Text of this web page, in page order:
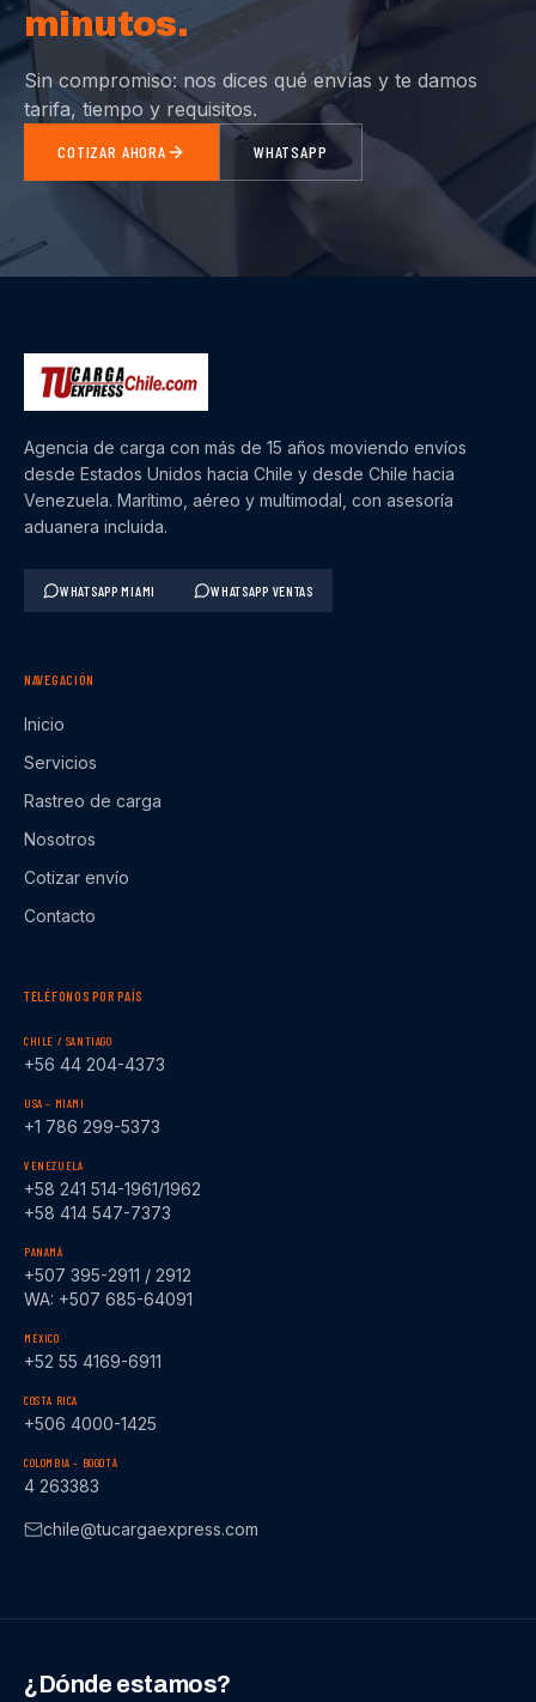
minutos.
Sin compromiso: nos dices qué envías y te damos
tarifa, tiempo y requisitos.
COTIZAR AHORA WHATSAPP
Agencia de carga con más de 15 años moviendo envíos
desde Estados Unidos hacia Chile y desde Chile hacia
Venezuela. Marítimo, aéreo y multimodal, con asesoría
aduanera incluida.
WHATSAPP MIAMI WHATSAPP VENTAS
NAVEGACIÓN
Inicio
Servicios
Rastreo de carga
Nosotros
Cotizar envío
Contacto
TELÉFONOS POR PAÍS
CHILE / SANTIAGO
+56 44 204-4373
USA – MIAMI
+1 786 299-5373
VENEZUELA
+58 241 514-1961/1962
+58 414 547-7373
PANAMÁ
+507 395-2911 / 2912
WA: +507 685-64091
MÉXICO
+52 55 4169-6911
COSTA RICA
+506 4000-1425
COLOMBIA – BOGOTÁ
4 263383
chile@tucargaexpress.com
¿Dónde estamos?